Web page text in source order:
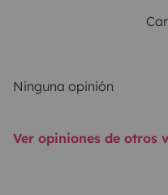
Ninguna opinión
Ver opiniones de otros